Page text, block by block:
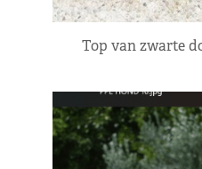
Top van zwarte